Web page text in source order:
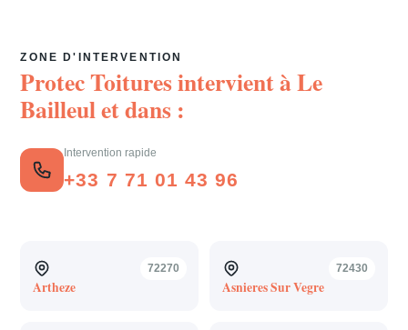
ZONE D'INTERVENTION
Protec Toitures intervient àLe
Bailleulet dans :
Intervention rapide
+33 7 71 01 43 96
72270
Artheze
72430
Asnieres Sur Vegre